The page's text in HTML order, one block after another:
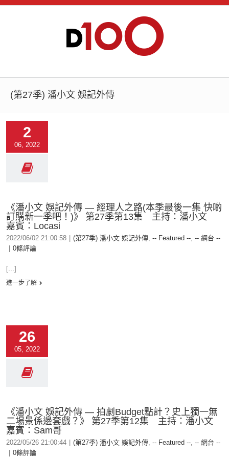
(第27季) 潘小文 娛記外傳
2
06, 2022
《潘小文 娛記外傳 — 經理人之路(本季最後一集 快啲
訂購新一季吧！)》 第27季第13集 主持：潘小文
嘉賓：Locasi
2022/06/02 21:00:58 (第27季) 潘小文 娛記外傳, -- Featured --, -- 網台 --
0條評論
[...]
進一步了解
26
05, 2022
《潘小文 娛記外傳 — 拍劇Budget點計？史上獨一無
二場景係邊套戲？》 第27季第12集 主持：潘小文
嘉賓：Sam哥
2022/05/26 21:00:44 (第27季) 潘小文 娛記外傳, -- Featured --, -- 網台 --
0條評論